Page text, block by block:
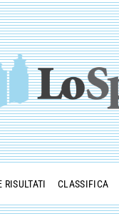
RISULTATI CLASSIFICA